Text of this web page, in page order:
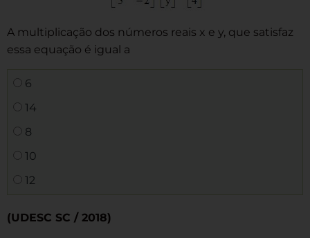
A multiplicação dos números reais x e y, que satisfaz
essa equação é igual a
6
14
8
10
12
(UDESC SC / 2018)